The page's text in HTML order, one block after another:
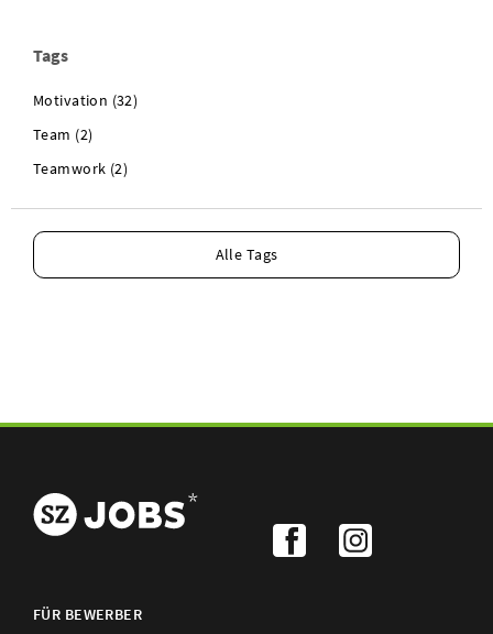
Tags
Motivation (32)
Team (2)
Teamwork (2)
Alle Tags
FÜR BEWERBER